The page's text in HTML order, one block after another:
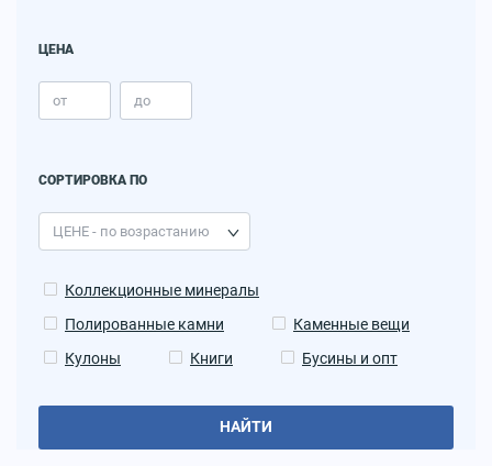
ЦЕНА
СОРТИРОВКА ПО
Коллекционные минералы
Полированные камни
Каменные вещи
Кулоны
Книги Бусины и опт
НАЙТИ